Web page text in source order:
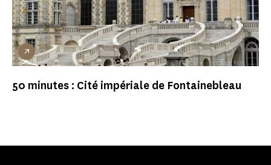
50 minutes : Cité impériale de Fontainebleau